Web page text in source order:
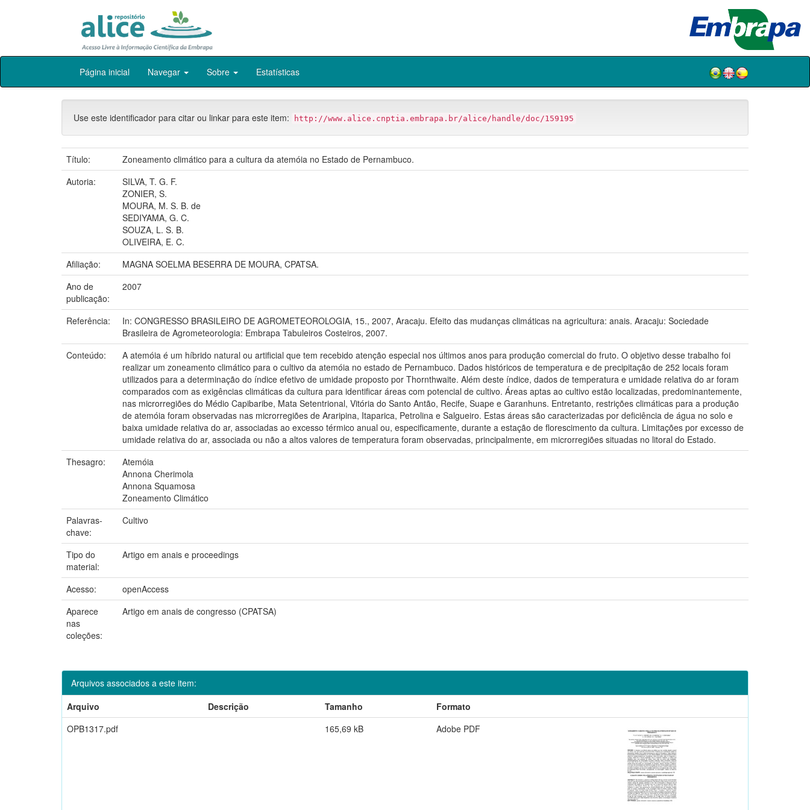
Skip
Página inicial Navegar Sobre Estatísticas
Use este identificador para citar ou linkar para este item: http://www.alice.cnptia.embrapa.br/alice/handle/doc/159195
Título:
Zoneamento climático para a cultura da atemóia no Estado de Pernambuco.
Autoria:
SILVA, T. G. F.
ZONIER, S.
MOURA, M. S. B. de
SEDIYAMA, G. C.
SOUZA, L. S. B.
OLIVEIRA, E. C.
Afiliação:
MAGNA SOELMA BESERRA DE MOURA, CPATSA.
Ano de
publicação:
2007
Referência:
In: CONGRESSO BRASILEIRO DE AGROMETEOROLOGIA, 15., 2007, Aracaju. Efeito das mudanças climáticas na agricultura: anais. Aracaju: Sociedade
Brasileira de Agrometeorologia: Embrapa Tabuleiros Costeiros, 2007.
Conteúdo:
A atemóia é um híbrido natural ou artificial que tem recebido atenção especial nos últimos anos para produção comercial do fruto. O objetivo desse trabalho foi
realizar um zoneamento climático para o cultivo da atemóia no estado de Pernambuco. Dados históricos de temperatura e de precipitação de 252 locais foram
utilizados para a determinação do índice efetivo de umidade proposto por Thornthwaite. Além deste índice, dados de temperatura e umidade relativa do ar foram
comparados com as exigências climáticas da cultura para identificar áreas com potencial de cultivo. Áreas aptas ao cultivo estão localizadas, predominantemente,
nas microrregiões do Médio Capibaribe, Mata Setentrional, Vitória do Santo Antão, Recife, Suape e Garanhuns. Entretanto, restrições climáticas para a produção
de atemóia foram observadas nas microrregiões de Araripina, Itaparica, Petrolina e Salgueiro. Estas áreas são caracterizadas por deficiência de água no solo e
baixa umidade relativa do ar, associadas ao excesso térmico anual ou, especificamente, durante a estação de florescimento da cultura. Limitações por excesso de
umidade relativa do ar, associada ou não a altos valores de temperatura foram observadas, principalmente, em microrregiões situadas no litoral do Estado.
Thesagro:
Atemóia
Annona Cherimola
Annona Squamosa
Zoneamento Climático
Palavras-
chave:
Cultivo
Tipo do
material:
Artigo em anais e proceedings
Acesso:
openAccess
Aparece
nas
coleções:
Artigo em anais de congresso (CPATSA)
Arquivos associados a este item:
Arquivo
Descrição Tamanho
Formato
OPB1317.pdf
165,69 kB Adobe PDF